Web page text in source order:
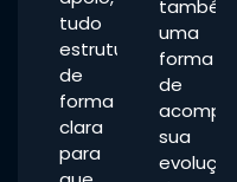
tudo
estruturado
de
forma
clara
para
também
uma
forma
de
sua
evolução